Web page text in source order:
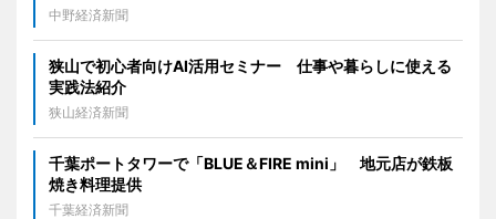
中野経済新聞
狭山で初心者向けAI活用セミナー 仕事や暮らしに使える
実践法紹介
狭山経済新聞
千葉ポートタワーで「BLUE＆FIRE mini」 地元店が鉄板
焼き料理提供
千葉経済新聞